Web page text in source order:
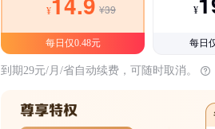
¥ ¥39
每日仅0.48元
¥
每日
到期29元/月/省自动续费，可随时取消。